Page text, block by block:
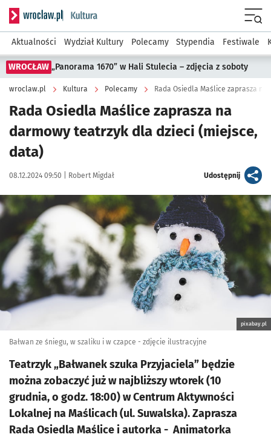
Serwis informacyjny wroclaw.pl podserwis: Kultura
Aktualności Wydział Kultury Polecamy Stypendia Festiwale
WROCŁAW „Panorama 1670” w Hali Stulecia – zdjęcia z soboty
wroclaw.pl Kultura Polecamy Rada Osiedla Maślice zaprasza
Rada Osiedla Maślice zaprasza na
darmowy teatrzyk dla dzieci (miejsce,
data)
Data publikacji:
08.12.2024 09:50 | Autor:
Robert Migdał Udostępnijartykuł
Kliknij, aby powiększyć
pixabay.pl
Bałwan ze śniegu, w szaliku i w czapce - zdjęcie ilustracyjne
Teatrzyk „Bałwanek szuka Przyjaciela” będzie
można zobaczyć już w najbliższy wtorek (10
grudnia, o godz. 18:00) w Centrum Aktywności
Lokalnej na Maślicach (ul. Suwalska). Zaprasza
Rada Osiedla Maślice i autorka - Animatorka